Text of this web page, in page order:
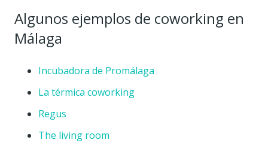
Algunos ejemplos de coworking en
Málaga
Incubadora de Promálaga
La térmica coworking
Regus
The living room